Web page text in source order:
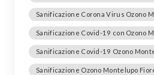
Sanificazione Corona Virus Ozono
Sanificazione Covid-19 con Ozono
Sanificazione Covid-19 Ozono
Sanificazione Ozono Montelupo